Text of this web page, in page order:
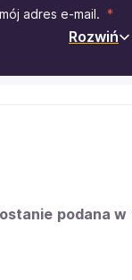
adres e-mail.
Rozwiń
podana